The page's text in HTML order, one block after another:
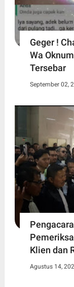
Geger !
Wa
Tersebar
September 02,
Klien dan
Agustus 14,